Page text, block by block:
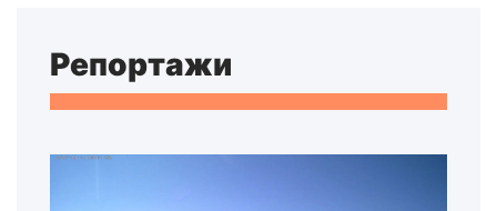
Репортажи